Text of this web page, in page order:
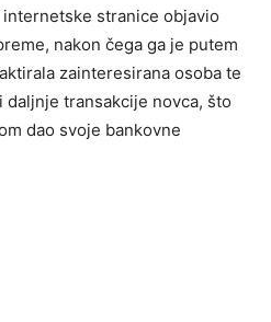
stranice objavio
nakon čega ga je putem
zainteresirana osoba te
daljnje transakcije novca, što
dao svoje bankovne